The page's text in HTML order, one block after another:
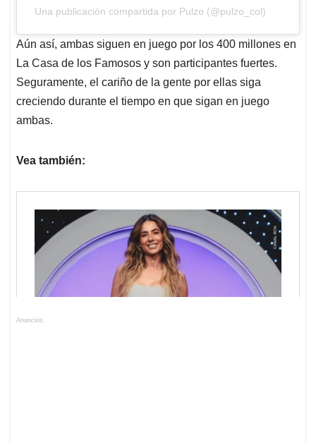
Una publicación compartida por Pulzo (@pulzo_col)
Aún así, ambas siguen en juego por los 400 millones en
La Casa de los Famosos y son participantes fuertes.
Seguramente, el cariño de la gente por ellas siga
creciendo durante el tiempo en que sigan en juego
ambas.
Vea también:
Anuncios.